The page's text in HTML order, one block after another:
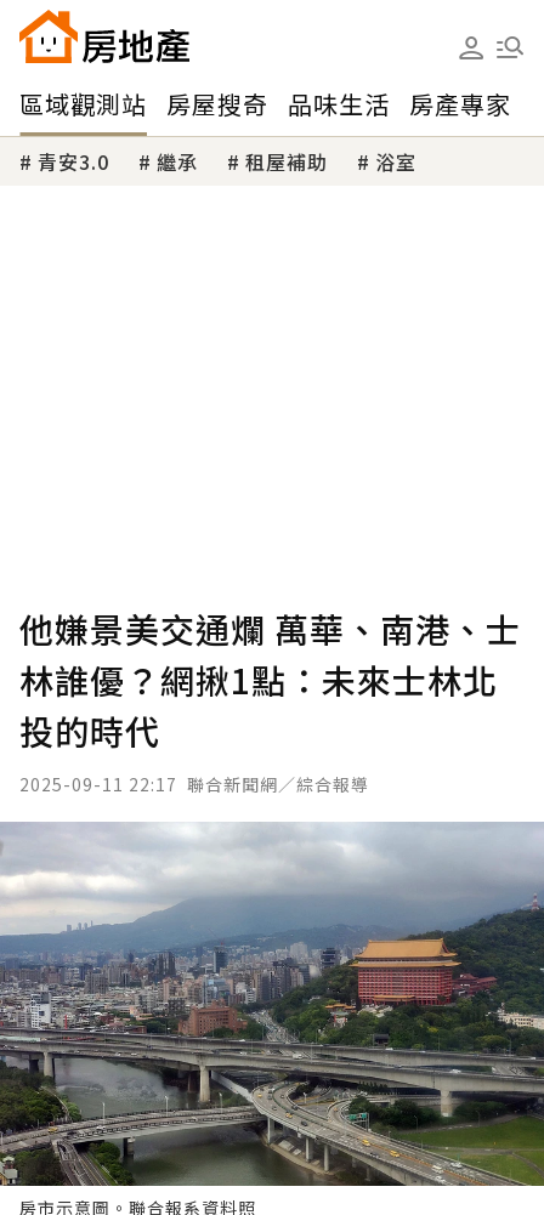
區域觀測站 房屋搜奇 品味生活 房產專家
青安3.0 繼承 租屋補助 浴室
他嫌景美交通爛 萬華、南港、士
林誰優？網揪1點：未來士林北
投的時代
2025-09-11 22:17 聯合新聞網／綜合報導
房市示意圖。聯合報系資料照